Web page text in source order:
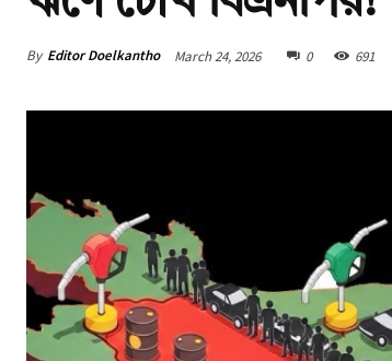
By Editor Doelkantho March 24, 2026 0 691